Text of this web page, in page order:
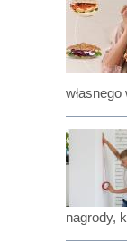
nagrody,